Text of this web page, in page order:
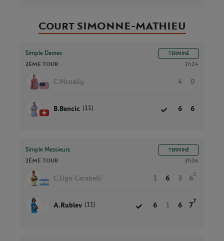
Court SIMONNE-MATHIEU
Simple Dames TERMINÉ
2ÈME TOUR 1h24
C.Mcnally 4 0
B.Bencic (11) 6 6
Simple Messieurs TERMINÉ
2ÈME TOUR 3h06
C.Ugo Carabelli 1 6 3 6
5
A.Rublev (11) 6 1 6 7
7